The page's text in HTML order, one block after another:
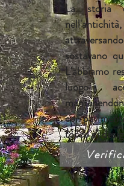
La storia
sostavano
L'abbiamo
luogo
con
tocco di